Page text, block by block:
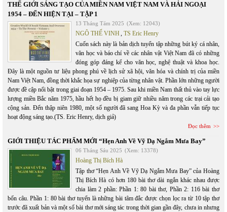
THẾ GIỚI SÁNG TẠO CỦA MIỀN NAM VIỆT NAM VÀ HẢI NGOẠI
1954 – ĐẾN HIỆN TẠI – TẬP 1
13 Tháng Tám 2025 (Xem: 12043)
NGÔ THẾ VINH, TS Eric Henry
Cuốn sách này là bản dịch tuyển tập những bút ký cá nhân,
văn học và báo chí về các nhân vật Việt Nam đã có những
đóng góp đáng kể cho văn học, nghệ thuật và khoa học.
Đây là một nguồn tư liệu phong phú về lịch sử xã hội, văn hóa và chính trị của miền
Nam Việt Nam, đồng thời khắc họa sự nghiệp của từng nhân vật. Phần lớn những người
được đề cập nổi bật trong giai đoạn 1954 – 1975. Sau khi miền Nam thất thủ vào tay lực
lượng miền Bắc năm 1975, hầu hết họ đều bị giam giữ nhiều năm trong các trại cải tạo
cộng sản. Đến thập niên 1980, một số người đã sang Hoa Kỳ và đa phần vẫn tiếp tục
hoạt động sáng tạo.(TS. Eric Henry, dịch giả)
Đọc thêm
GIỚI THIỆU TÁC PHẨM MỚI “Hẹn Anh Về Vỹ Dạ Ngắm Mưa Bay”
06 Tháng Sáu 2025 (Xem: 13378)
Hoàng Thị Bích Hà
Tập thơ “Hẹn Anh Về Vỹ Dạ Ngắm Mưa Bay” của Hoàng
Thị Bích Hà có hơn 180 bài thơ dài ngắn khác nhau được
chia làm 2 phần: Phần 1: 80 bài thơ, Phần 2: 116 bài thơ
bốn câu. Phần 1: 80 bài thơ tuyển là những bài tâm đắc được chọn lọc ra từ 10 tập thơ
trước đã xuất bản và một số bài thơ mới sáng tác trong thời gian gần đây, chưa in nhưng